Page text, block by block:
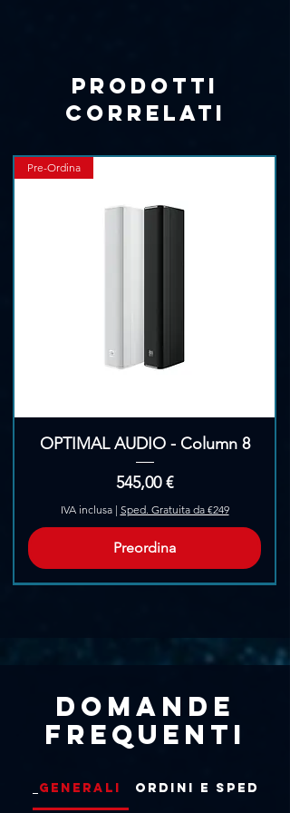
Prodotti
correlati
Pre-Ordina
OPTIMAL AUDIO - Column 8
Prezzo
545,00 €
IVA inclusa| Sped. Gratuita da €249
Preordina
Domande
frequenti
Generali Ordini e